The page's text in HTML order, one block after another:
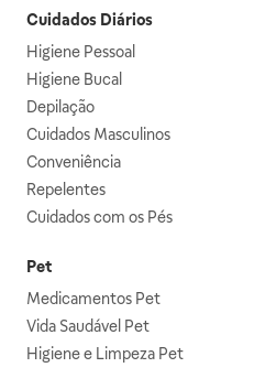
Cuidados Diários
Higiene Pessoal
Higiene Bucal
Depilação
Cuidados Masculinos
Conveniência
Repelentes
Cuidados com os Pés
Pet
Medicamentos Pet
Vida Saudável Pet
Higiene e Limpeza Pet